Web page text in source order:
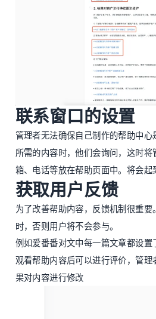
联系窗口的设置
管理者无法确保自己制作的帮助中
所需的内容时，他们会询问，这时
箱、电话等放在帮助页面中。将会起
获取用户反馈
为了改善帮助内容，反馈机制很重
时，否则用户将不会参与。
例如爱番番对文中每一篇文章都设
观看帮助内容后可以进行评价，管
果对内容进行修改